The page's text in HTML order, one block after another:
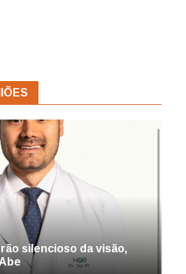
silencioso da visão,